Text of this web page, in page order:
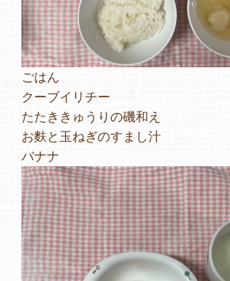
在園児保護者の方へ
よくあるご質問
ヒーローズ保育園
ヒーローズきっず園田
ごはん
クーブイリチー
たたききゅうりの磯和え
お麩と玉ねぎのすまし汁
バナナ